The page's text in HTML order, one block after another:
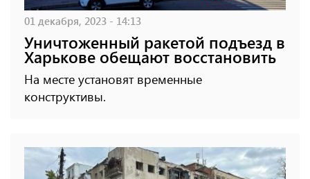
01 декабря, 2023 - 14:13
Уничтоженный ракетой подъезд в
Харькове обещают восстановить
На месте установят временные
конструктивы.